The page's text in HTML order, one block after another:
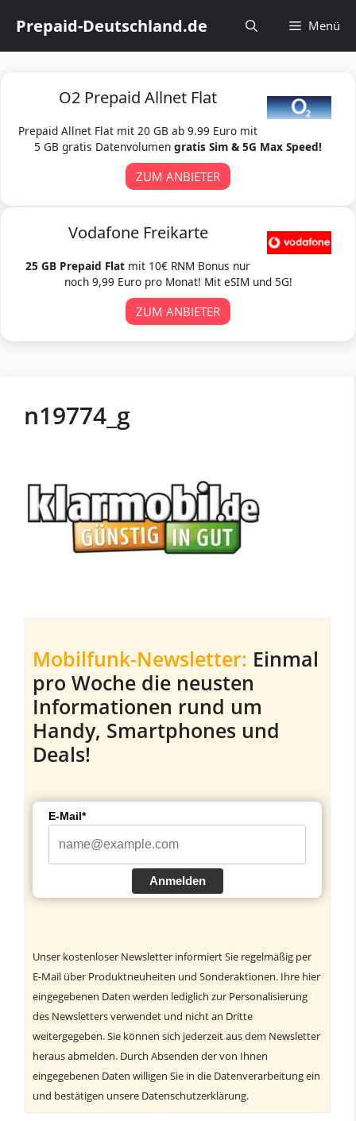
Inhalt
springen
Prepaid-Deutschland.de Menü
O2 Prepaid Allnet Flat
Prepaid Allnet Flat mit 20 GB ab 9.99 Euro mit
5 GB gratis Datenvolumen gratis Sim & 5G Max Speed!
ZUM ANBIETER
Vodafone Freikarte
25 GB Prepaid Flat mit 10€ RNM Bonus nur
noch 9,99 Euro pro Monat! Mit eSIM und 5G!
ZUM ANBIETER
n19774_g
Mobilfunk-Newsletter: Einmal
pro Woche die neusten
Informationen rund um
Handy, Smartphones und
Deals!
E-Mail*
Anmelden
Unser kostenloser Newsletter informiert Sie regelmäßig per
E-Mail über Produktneuheiten und Sonderaktionen. Ihre hier
eingegebenen Daten werden lediglich zur Personalisierung
des Newsletters verwendet und nicht an Dritte
weitergegeben. Sie können sich jederzeit aus dem Newsletter
heraus abmelden. Durch Absenden der von Ihnen
eingegebenen Daten willigen Sie in die Datenverarbeitung ein
und bestätigen unsere Datenschutzerklärung.